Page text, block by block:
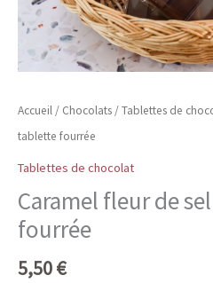
Accueil / Chocolats /Tablettes de
tablette fourrée
Tablettes de chocolat
Caramel fleur de
fourrée
5,50€